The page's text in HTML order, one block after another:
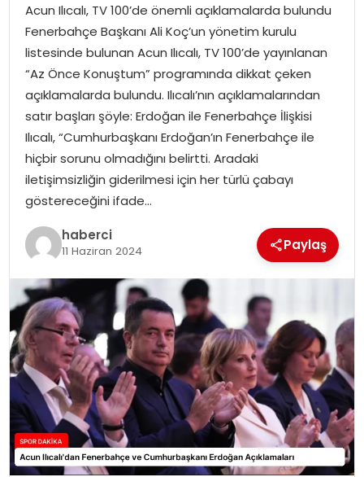
MAGAZIN
SAĞLIK
SIYASET
SPOR
TEKNOLOJI
YAŞAM
Acun Ilıcalı, TV 100’de önemli açıklamalarda bulundu
Fenerbahçe Başkanı Ali Koç’un yönetim kurulu
listesinde bulunan Acun Ilıcalı, TV 100’de yayınlanan
“Az Önce Konuştum” programında dikkat çeken
açıklamalarda bulundu. Ilıcalı’nın açıklamalarından
satır başları şöyle: Erdoğan ile Fenerbahçe İlişkisi
Ilıcalı, “Cumhurbaşkanı Erdoğan’ın Fenerbahçe ile
hiçbir sorunu olmadığını belirtti. Aradaki
iletişimsizliğin giderilmesi için her türlü çabayı
göstereceğini ifade…
haberci
11 Haziran 2024 Paylaş